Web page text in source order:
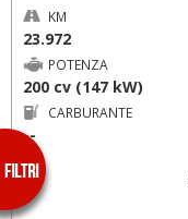
KM
23.972
POTENZA
200 cv (147 kW)
CARBURANTE
--